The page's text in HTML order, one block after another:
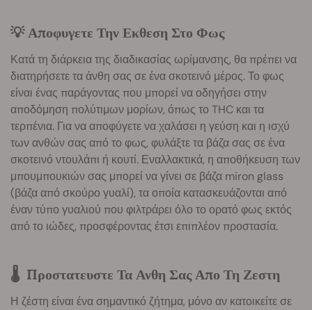
💡 Αποφυγετε Την Εκθεση Στο Φως
Κατά τη διάρκεια της διαδικασίας ωρίμανσης, θα πρέπει να
διατηρήσετε τα άνθη σας σε ένα σκοτεινό μέρος. Το φως
είναι ένας παράγοντας που μπορεί να οδηγήσει στην
αποδόμηση πολύτιμων μορίων, όπως το THC και τα
τερπένια. Για να αποφύγετε να χαλάσει η γεύση και η ισχύ
των ανθών σας από το φως, φυλάξτε τα βάζα σας σε ένα
σκοτεινό ντουλάπι ή κουτί. Εναλλακτικά, η αποθήκευση των
μπουμπουκιών σας μπορεί να γίνει σε βάζα miron glass
(βάζα από σκούρο γυαλί), τα οποία κατασκευάζονται από
έναν τύπο γυαλιού που φιλτράρει όλο το ορατό φως εκτός
από το ιώδες, προσφέροντας έτσι επιπλέον προστασία.
🌡️ Προστατευστε Τα Ανθη Σας Απο Τη Ζεστη
Η ζέστη είναι ένα σημαντικό ζήτημα, μόνο αν κατοικείτε σε